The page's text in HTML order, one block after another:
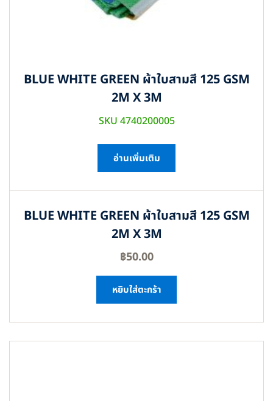
BLUE WHITE GREEN ผ้าใบสามสี 125 GSM
2M X 3M
SKU 4740200005
อ่านเพิ่มเติม
BLUE WHITE GREEN ผ้าใบสามสี 125 GSM
2M X 3M
฿50.00
หยิบใส่ตะกร้า